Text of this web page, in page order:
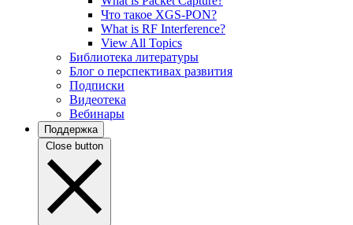
Что такое XGS-PON?
What is RF Interference?
View All Topics
Библиотека литературы
Блог о перспективах развития
Подписки
Видеотека
Вебинары
Поддержка
Close button